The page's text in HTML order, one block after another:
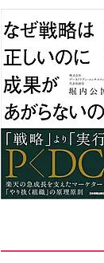
成果
は正し
か？
ルマー
3名様
8月7日